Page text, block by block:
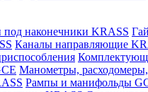
под наконечники KRASS
Каналы направляющие
Манометры,
Рампы и манифольды